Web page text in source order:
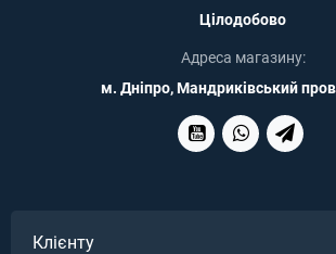
Цілодобово
Адреса магазину:
м. Дніпро, Мандриківський
Клієнту